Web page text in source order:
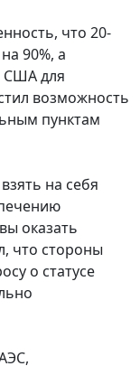
что 20-
90%, а
США для
возможность
пунктам
на себя
оказать
что стороны
о статусе